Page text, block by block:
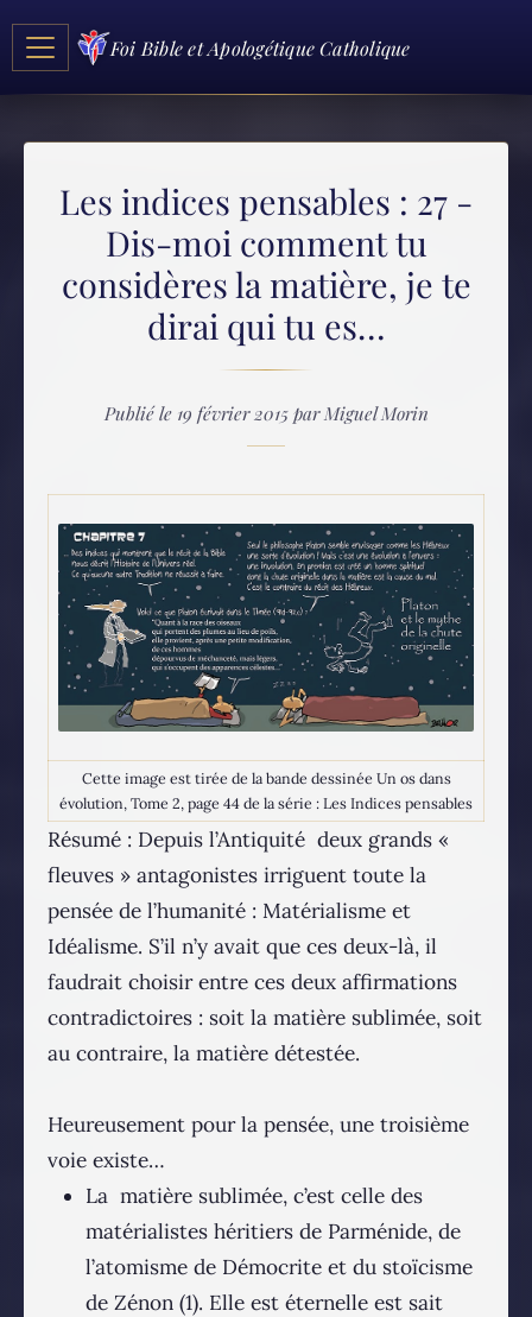
Foi Bible et Apologétique Catholique
Les indices pensables : 27 -
Dis-moi comment tu
considères la matière, je te
dirai qui tu es…
Publié le 19 février 2015 par Miguel Morin
Cette image est tirée de la bande dessinée Un os dans
évolution, Tome 2, page 44 de la série : Les Indices pensables
Résumé : Depuis l’Antiquité deux grands «
fleuves » antagonistes irriguent toute la
pensée de l’humanité : Matérialisme et
Idéalisme. S’il n’y avait que ces deux-là, il
faudrait choisir entre ces deux affirmations
contradictoires : soit la matière sublimée, soit
au contraire, la matière détestée.
Heureusement pour la pensée, une troisième
voie existe…
La matière sublimée, c’est celle des
matérialistes héritiers de Parménide, de
l’atomisme de Démocrite et du stoïcisme
de Zénon (1). Elle est éternelle est sait